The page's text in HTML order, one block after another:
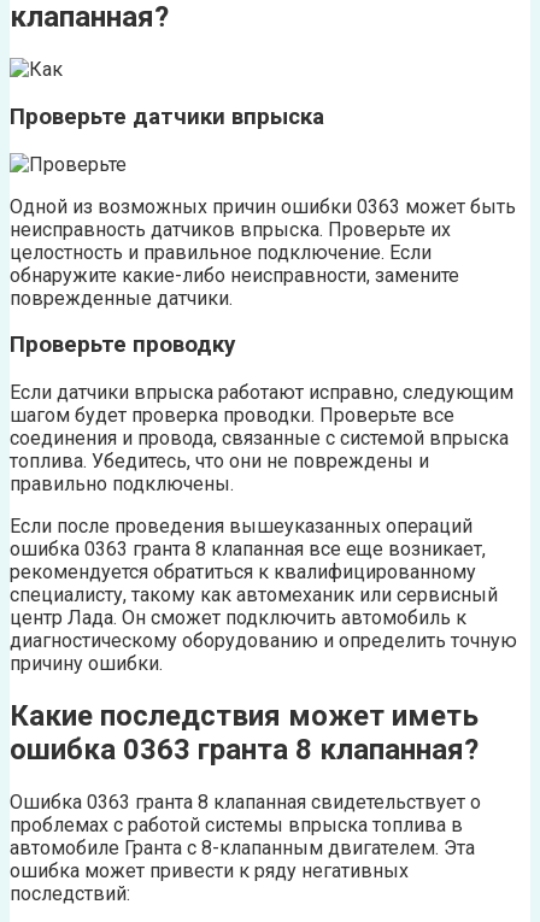
клапанная?
Проверьте датчики впрыска
Одной из возможных причин ошибки 0363 может быть
неисправность датчиков впрыска. Проверьте их
целостность и правильное подключение. Если
обнаружите какие-либо неисправности, замените
поврежденные датчики.
Проверьте проводку
Если датчики впрыска работают исправно, следующим
шагом будет проверка проводки. Проверьте все
соединения и провода, связанные с системой впрыска
топлива. Убедитесь, что они не повреждены и
правильно подключены.
Если после проведения вышеуказанных операций
ошибка 0363 гранта 8 клапанная все еще возникает,
рекомендуется обратиться к квалифицированному
специалисту, такому как автомеханик или сервисный
центр Лада. Он сможет подключить автомобиль к
диагностическому оборудованию и определить точную
причину ошибки.
Какие последствия может иметь
ошибка 0363 гранта 8 клапанная?
Ошибка 0363 гранта 8 клапанная свидетельствует о
проблемах с работой системы впрыска топлива в
автомобиле Гранта с 8-клапанным двигателем. Эта
ошибка может привести к ряду негативных
последствий: